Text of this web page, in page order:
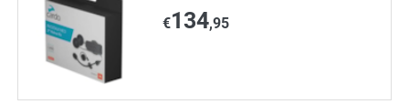
€134,95